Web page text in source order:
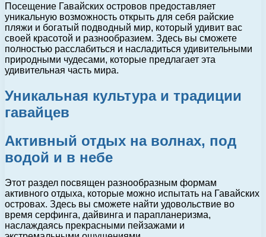
Посещение Гавайских островов предоставляет
уникальную возможность открыть для себя райские
пляжи и богатый подводный мир, который удивит вас
своей красотой и разнообразием. Здесь вы сможете
полностью расслабиться и насладиться удивительными
природными чудесами, которые предлагает эта
удивительная часть мира.
Уникальная культура и традиции
гавайцев
Активный отдых на волнах, под
водой и в небе
Этот раздел посвящен разнообразным формам
активного отдыха, которые можно испытать на Гавайских
островах. Здесь вы сможете найти удовольствие во
время серфинга, дайвинга и парапланеризма,
наслаждаясь прекрасными пейзажами и